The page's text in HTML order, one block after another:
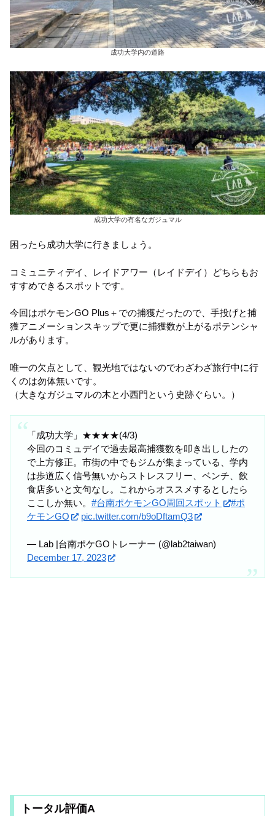
成功大学内の道路
成功大学の有名なガジュマル
困ったら成功大学に行きましょう。
コミュニティデイ、レイドアワー（レイドデイ）どちらもお
すすめできるスポットです。
今回はポケモンGO Plus＋での捕獲だったので、手投げと捕
獲アニメーションスキップで更に捕獲数が上がるポテンシャ
ルがあります。
唯一の欠点として、観光地ではないのでわざわざ旅行中に行
くのは勿体無いです。
（大きなガジュマルの木と小西門という史跡ぐらい。）
「成功大学」★★★★(4/3)
今回のコミュデイで過去最高捕獲数を叩き出ししたの
で上方修正。市街の中でもジムが集まっている、学内
は歩道広く信号無いからストレスフリー、ベンチ、飲
食店多いと文句なし。これからオススメするとしたら
ここしか無い。 #台南ポケモンGO周回スポット
#ポ
ケモンGO
pic.twitter.com/b9oDftamQ3
— Lab |台南ポケGOトレーナー (@lab2taiwan)
December 17, 2023
トータル評価A